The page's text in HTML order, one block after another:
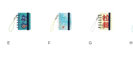
E F G H